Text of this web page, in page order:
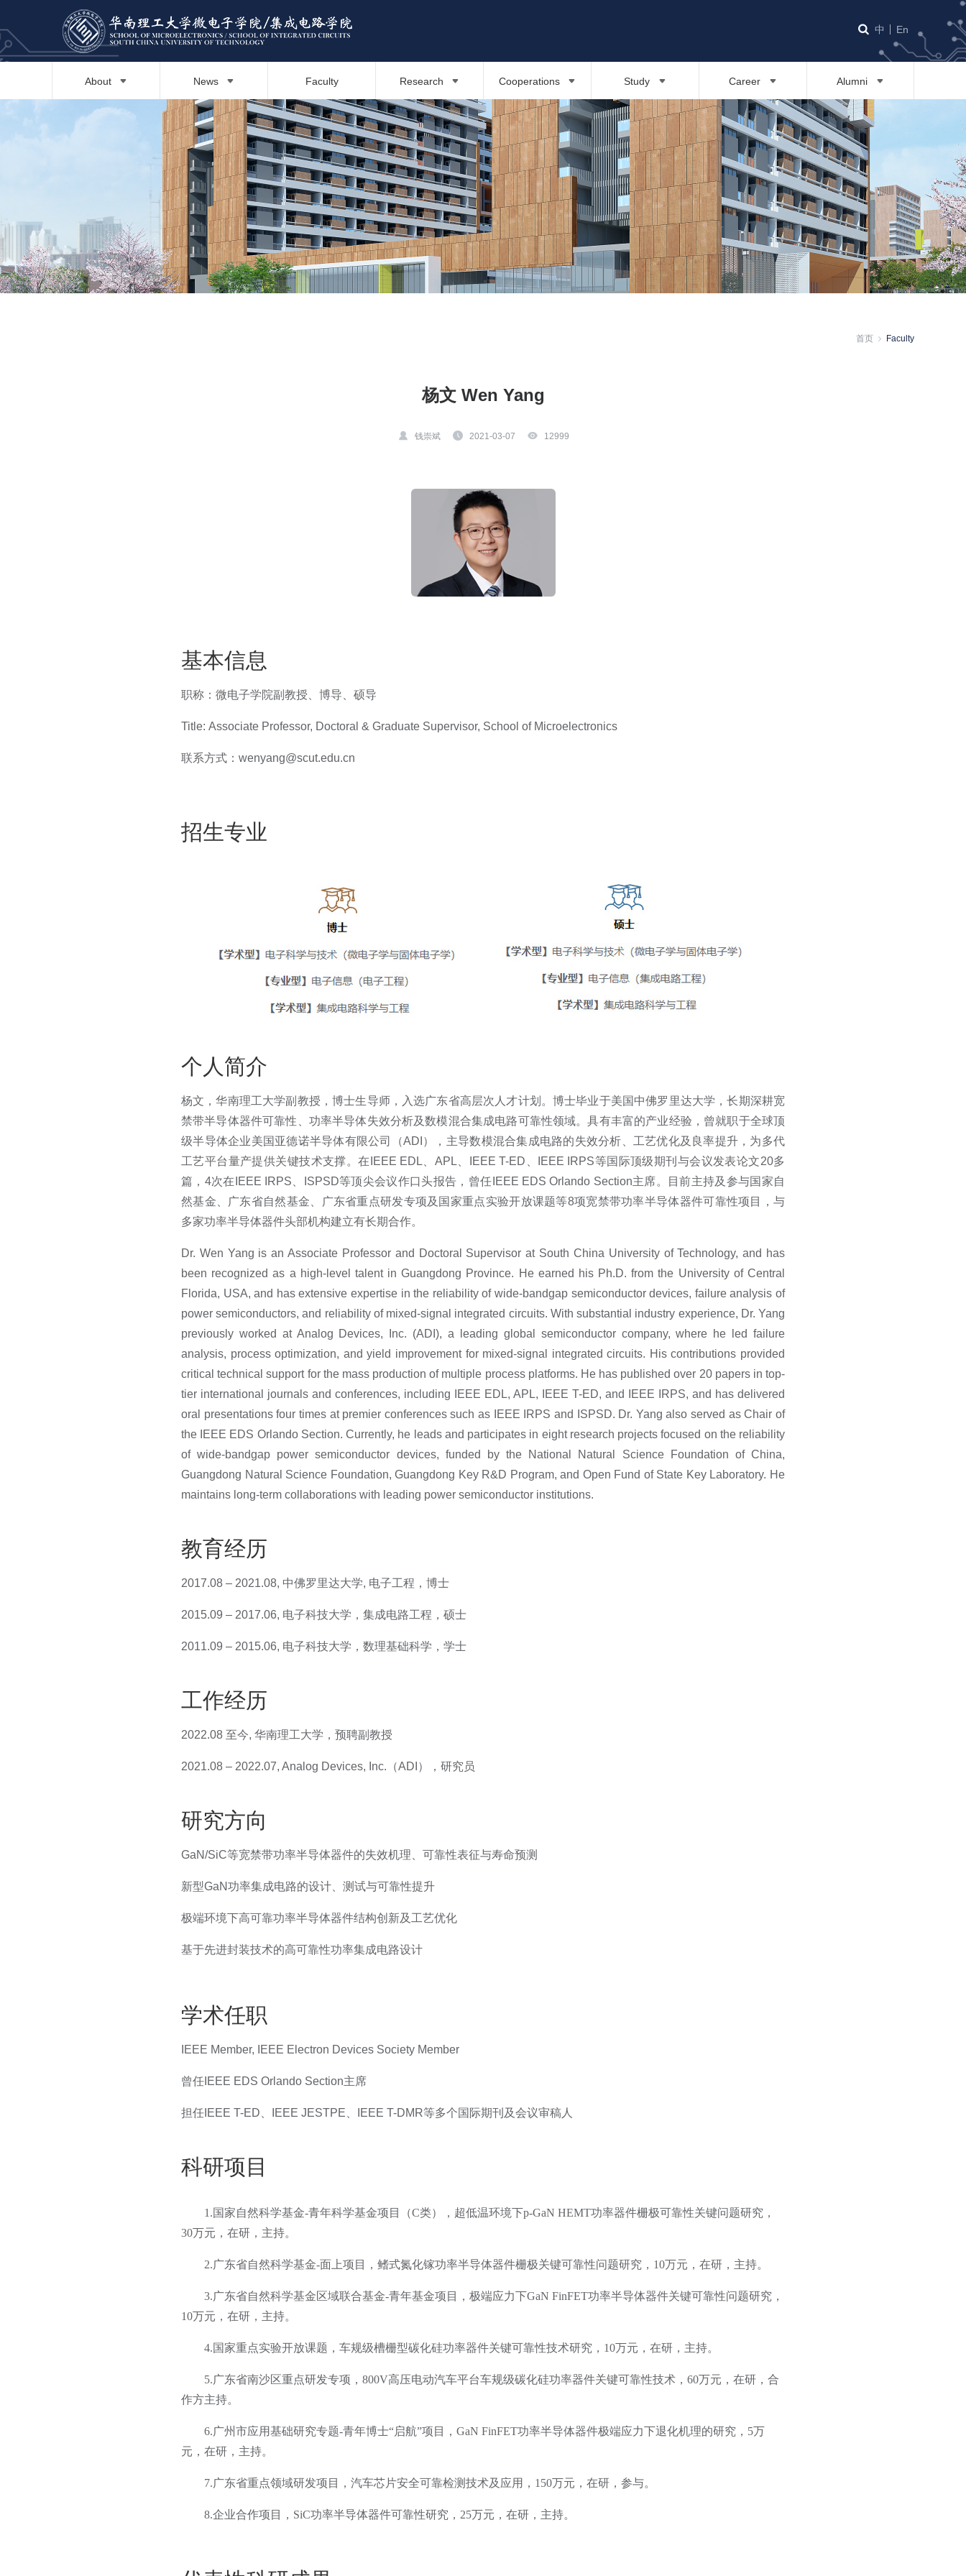
中 En
About News Faculty Research Cooperations Study Career Alumni
首页 Faculty
杨文 Wen Yang
钱崇斌 2021-03-07 12999
基本信息
职称：微电子学院副教授、博导、硕导
Title: Associate Professor, Doctoral & Graduate Supervisor, School of Microelectronics
联系方式： wenyang@scut.edu.cn
招生专业
个人简介
杨文，华南理工大学副教授，博士生导师，入选广东省高层次人才计划。博士毕业于美国中佛罗里达大学，长期深耕宽
禁带半导体器件可靠性、功率半导体失效分析及数模混合集成电路可靠性领域。具有丰富的产业经验，曾就职于全球顶
级半导体企业美国亚德诺半导体有限公司（ADI），主导数模混合集成电路的失效分析、工艺优化及良率提升，为多代
工艺平台量产提供关键技术支撑。在IEEE EDL、APL、IEEE T-ED、IEEE IRPS等国际顶级期刊与会议发表论文20多
篇，4次在IEEE IRPS、ISPSD等顶尖会议作口头报告，曾任IEEE EDS Orlando Section主席。目前主持及参与国家自
然基金、广东省自然基金、广东省重点研发专项及国家重点实验开放课题等8项宽禁带功率半导体器件可靠性项目，与
多家功率半导体器件头部机构建立有长期合作。
Dr. Wen Yang is an Associate Professor and Doctoral Supervisor at South China University of Technology, and has
been recognized as a high-level talent in Guangdong Province. He earned his Ph.D. from the University of Central
Florida, USA, and has extensive expertise in the reliability of wide-bandgap semiconductor devices, failure analysis of
power semiconductors, and reliability of mixed-signal integrated circuits. With substantial industry experience, Dr. Yang
previously worked at Analog Devices, Inc. (ADI), a leading global semiconductor company, where he led failure
analysis, process optimization, and yield improvement for mixed-signal integrated circuits. His contributions provided
critical technical support for the mass production of multiple process platforms. He has published over 20 papers in top-
tier international journals and conferences, including IEEE EDL, APL, IEEE T-ED, and IEEE IRPS, and has delivered
oral presentations four times at premier conferences such as IEEE IRPS and ISPSD. Dr. Yang also served as Chair of
the IEEE EDS Orlando Section. Currently, he leads and participates in eight research projects focused on the reliability
of wide-bandgap power semiconductor devices, funded by the National Natural Science Foundation of China,
Guangdong Natural Science Foundation, Guangdong Key R&D Program, and Open Fund of State Key Laboratory. He
maintains long-term collaborations with leading power semiconductor institutions.
教育经历
2017.08 – 2021.08, 中佛罗里达大学, 电子工程，博士
2015.09 – 2017.06, 电子科技大学，集成电路工程，硕士
2011.09 – 2015.06, 电子科技大学，数理基础科学，学士
工作经历
2022.08 至今, 华南理工大学，预聘副教授
2021.08 – 2022.07, Analog Devices, Inc.（ADI），研究员
研究方向
GaN/SiC等宽禁带功率半导体器件的失效机理、可靠性表征与寿命预测
新型GaN功率集成电路的设计、测试与可靠性提升
极端环境下高可靠功率半导体器件结构创新及工艺优化
基于先进封装技术的高可靠性功率集成电路设计
学术任职
IEEE Member, IEEE Electron Devices Society Member
曾任IEEE EDS Orlando Section主席
担任IEEE T-ED、IEEE JESTPE、IEEE T-DMR等多个国际期刊及会议审稿人
科研项目
1.国家自然科学基金-青年科学基金项目（C类），超低温环境下p-GaN HEMT功率器件栅极可靠性关键问题研究，
30万元，在研，主持。
2.广东省自然科学基金-面上项目，鳍式氮化镓功率半导体器件栅极关键可靠性问题研究，10万元，在研，主持。
3.广东省自然科学基金区域联合基金-青年基金项目，极端应力下GaN FinFET功率半导体器件关键可靠性问题研究，
10万元，在研，主持。
4.国家重点实验开放课题，车规级槽栅型碳化硅功率器件关键可靠性技术研究，10万元，在研，主持。
5.广东省南沙区重点研发专项，800V高压电动汽车平台车规级碳化硅功率器件关键可靠性技术，60万元，在研，合
作方主持。
6.广州市应用基础研究专题-青年博士“启航”项目，GaN FinFET功率半导体器件极端应力下退化机理的研究，5万
元，在研，主持。
7.广东省重点领域研发项目，汽车芯片安全可靠检测技术及应用，150万元，在研，参与。
8.企业合作项目，SiC功率半导体器件可靠性研究，25万元，在研，主持。